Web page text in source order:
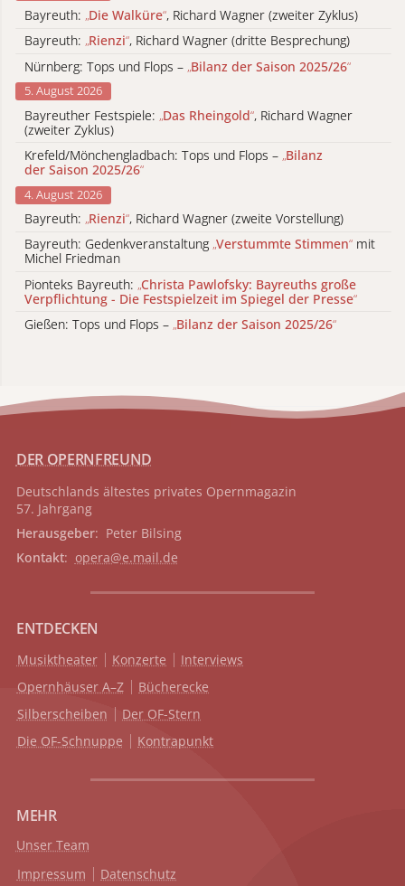
Bayreuth: „Die Walküre“, Richard Wagner (zweiter Zyklus)
Bayreuth: „Rienzi“, Richard Wagner (dritte Besprechung)
Nürnberg: Tops und Flops – „Bilanz der Saison 2025/26“
5. August 2026
Bayreuther Festspiele: „Das Rheingold“, Richard Wagner
(zweiter Zyklus)
Krefeld/Mönchengladbach: Tops und Flops – „Bilanz
der Saison 2025/26“
4. August 2026
Bayreuth: „Rienzi“, Richard Wagner (zweite Vorstellung)
Bayreuth: Gedenkveranstaltung „Verstummte Stimmen“ mit
Michel Friedman
Pionteks Bayreuth: „Christa Pawlofsky: Bayreuths große
Verpflichtung - Die Festspielzeit im Spiegel der Presse“
Gießen: Tops und Flops – „Bilanz der Saison 2025/26“
DER OPERNFREUND
Deutschlands ältestes privates Opernmagazin
57. Jahrgang
Herausgeber: Peter Bilsing
Kontakt: opera@e.mail.de
ENTDECKEN
Musiktheater Konzerte
Interviews
Opernhäuser A–Z
Bücherecke
Silberscheiben
Der OF-Stern
Die OF-Schnuppe
Kontrapunkt
MEHR
Unser Team
Impressum
Datenschutz